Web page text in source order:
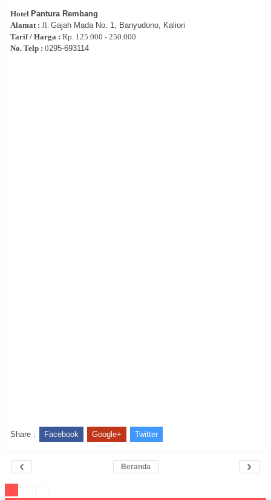
Hotel Pantura Rembang
Alamat : Jl. Gajah Mada No. 1, Banyudono, Kaliori
Tarif / Harga : Rp. 125.000 - 250.000
No. Telp : 0295‐693114
Share : Facebook Google+ Twitter
‹ ›
Beranda